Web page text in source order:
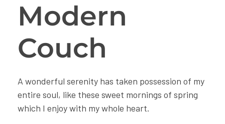
Modern
Couch
A wonderful serenity has taken possession of my
entire soul, like these sweet mornings of spring
which I enjoy with my whole heart.